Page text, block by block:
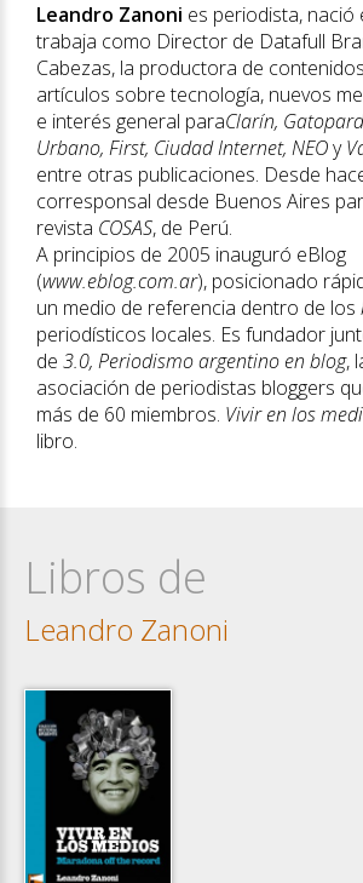
a
Leandro Zanoni es periodista, nació
trabaja como Director de Datafull
Cabezas, la productora de
artículos sobre tecnología, nuevos
e interés general paraClarín,
Urbano, First, Ciudad Internet, NEOy
entre otras publicaciones. Desde
corresponsal desde Buenos Aires
revista COSAS, de Perú.
A principios de 2005 inauguró eBlog
(www.eblog.com.ar), posicionado
un medio de referencia dentro de los
periodísticos locales. Es fundador
de 3.0, Periodismo argentino en blog,
asociación de periodistas bloggers
más de 60 miembros. Vivir en los
libro.
Libros de
Leandro Zanoni